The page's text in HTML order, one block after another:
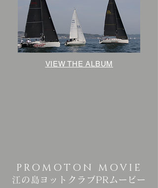
PROMOTON MOVIE
江の島ヨットクラブPRムービー
VIEW THE ALBUM